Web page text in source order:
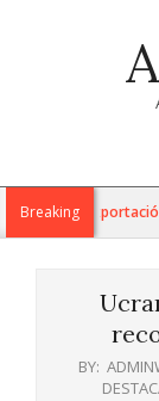
Navigation
MenuBreaking
para la Exportación
BY: